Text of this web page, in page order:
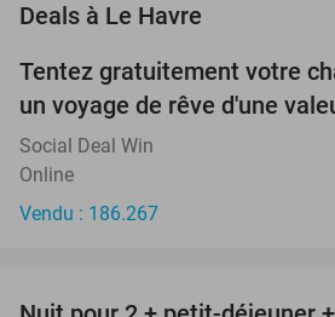
Deals à Le Havre
Tentez gratuitement votre
un voyage de rêve d'une
Social Deal Win
Online
Vendu : 186.267